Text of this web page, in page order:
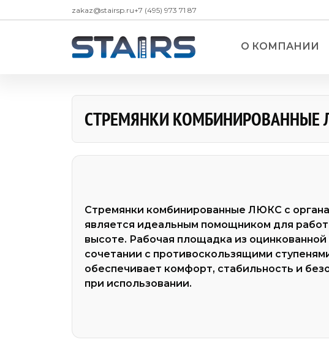
zakaz@stairsp.ru+7 (495) 973 71 87
О КОМПАНИИ
Стремянки
— Стремянки алюминиевые ЛЮКС с
— Стремянки алюминиевые двухсторонние
— Стремянки алюминиевые двухсторонние с
платформой
СТРЕМЯНКИ КОМБИНИРОВАННЫЕ
Стремянки комбинированные ЛЮКС с
является идеальным помощником для работ
высоте. Рабочая площадка из оцинкованной
сочетании с противоскользящими
обеспечивает комфорт, стабильность и
при использовании.